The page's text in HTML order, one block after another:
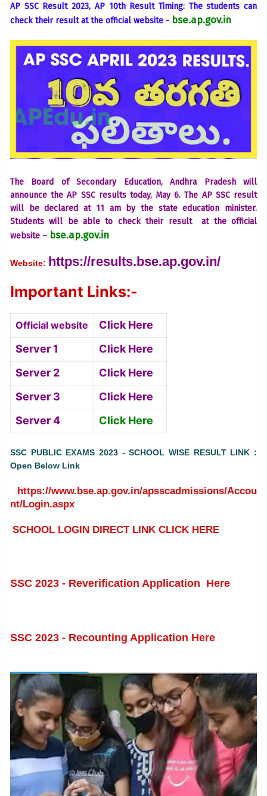
AP SSC Result 2023, AP 10th Result Timing: The students can
check their result at the official website - bse.ap.gov.in
The Board of Secondary Education, Andhra Pradesh will
announce the AP SSC results today, May 6. The AP SSC result
will be declared at 11 am by the state education minister.
Students will be able to check their result at the official
website – bse.ap.gov.in
Website: https://results.bse.ap.gov.in/
Important Links:-
Official website
Click Here
Server 1
Click Here
Server 2
Click Here
Server 3
Click Here
Server 4
Click Here
SSC PUBLIC EXAMS 2023 - SCHOOL WISE RESULT LINK :
Open Below Link
https://www.bse.ap.gov.in/apsscadmissions/Accou
nt/Login.aspx
SCHOOL LOGIN DIRECT LINK CLICK HERE
SSC 2023 - Reverification Application Here
SSC 2023 - Recounting Application Here